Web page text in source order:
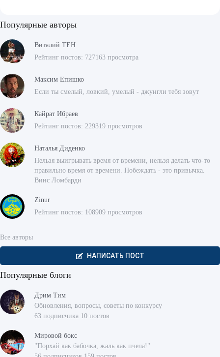
Популярные авторы
Виталий ТЕН
Рейтинг постов: 727163 просмотра
Максим Епишко
Если ты смелый, ловкий, умелый - джунгли тебя зовут
Кайрат Ибраев
Рейтинг постов: 229319 просмотров
Наталья Диденко
Нельзя выигрывать время от времени, нельзя делать что-то
правильно время от времени. Побеждать - это привычка.
Винс Ломбарди
Zinur
Рейтинг постов: 108909 просмотров
Все авторы
НАПИСАТЬ ПОСТ
Популярные блоги
Дрим Тим
Обновления, вопросы, советы по конкурсу
63 подписчика 10 постов
Мировой бокс
"Порхай как бабочка, жаль как пчела!"